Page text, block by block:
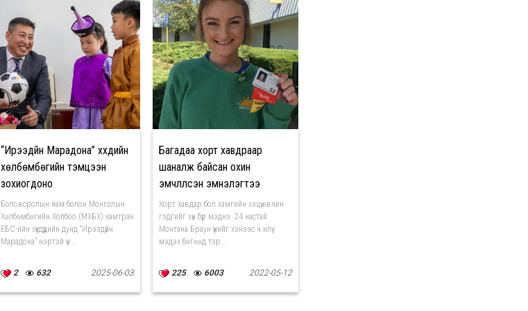
“Ирээдүйн Марадона” хүүхдийн
хөлбөмбөгийн тэмцээн
зохиогдоно
Боловсролын яам болон Монголын
Хөлбөмбөгийн Холбоо (МХБХ) хамтран
ЕБС-ийн хүүхдүүдийн дунд “Ирээдүйн
Марадона” нэртэй үн...
2 632 2025-06-03
Багадаа хорт хавдраар
шаналж байсан охин
эмчлүүлсэн эмнэлэгтээ
сувилагч болжээ
Хорт хавдар бол хамгийн хэцүү өвчин
гэдгийг хүн бүр мэднэ. 24 настай
Монтана Браун үүнийг хэнээс ч илүү
мэдэх бөгөөд тэр...
225 6003 2022-05-12